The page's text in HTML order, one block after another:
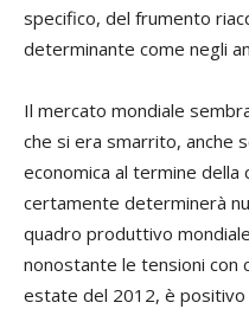
specifico, del frumento
determinante come negli
Il mercato mondiale
che si era smarrito, anche
economica al termine della
certamente determinerà
quadro produttivo
nonostante le tensioni con
estate del 2012, è positivo